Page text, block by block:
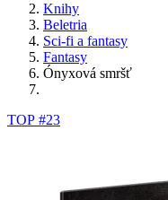
Knihy
Beletria
Sci-fi a fantasy
Fantasy
Ónyxová smršť
TOP #23